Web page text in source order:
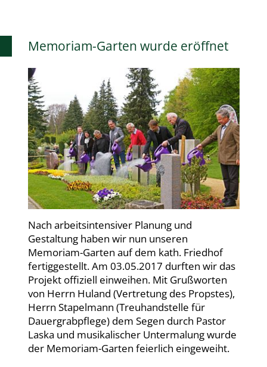
Memoriam-Garten wurde eröffnet
Nach arbeitsintensiver Planung und
Gestaltung haben wir nun unseren
Memoriam-Garten auf dem kath. Friedhof
fertiggestellt. Am 03.05.2017 durften wir das
Projekt offiziell einweihen. Mit Grußworten
von Herrn Huland (Vertretung des Propstes),
Herrn Stapelmann (Treuhandstelle für
Dauergrabpflege) dem Segen durch Pastor
Laska und musikalischer Untermalung wurde
der Memoriam-Garten feierlich eingeweiht.